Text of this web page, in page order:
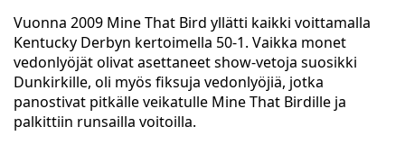
Vuonna 2009 Mine That Bird yllätti kaikki voittamalla
Kentucky Derbyn kertoimella 50-1. Vaikka monet
vedonlyöjät olivat asettaneet show-vetoja suosikki
Dunkirkille, oli myös fiksuja vedonlyöjiä, jotka
panostivat pitkälle veikatulle Mine That Birdille ja
palkittiin runsailla voitoilla.